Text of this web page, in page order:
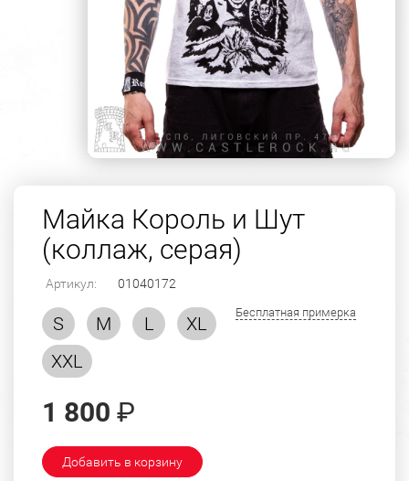
Майка Король и Шут
(коллаж, серая)
Артикул: 01040172
S M L
XL
XXL
Бесплатная примерка
1 800 ₽
Добавить в корзину